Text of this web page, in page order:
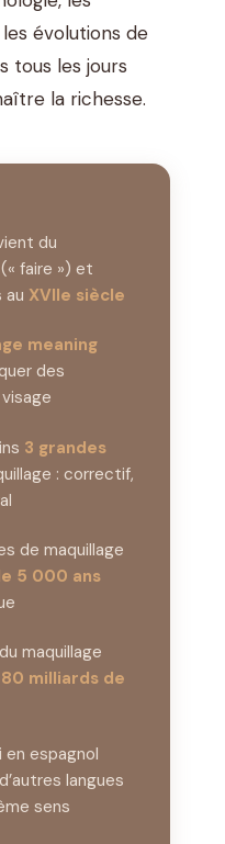
évolutions de
tous les jours
la richesse.
du
(« faire ») et
au XVIIe siècle
meaning
des
3 grandes
: correctif,
de maquillage
5 000 ans
maquillage
80 milliards de
espagnol
langues
sens